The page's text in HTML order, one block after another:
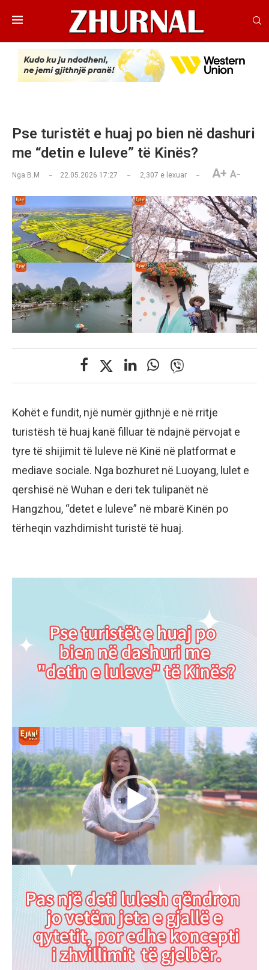
Pse turistët e huaj po bien në dashuri
me “detin e luleve” të Kinës?
Nga B.M 22.05.2026 17:27 2,307 e lexuar A+ A-
Kohët e fundit, një numër gjithnjë e në rritje
turistësh të huaj kanë filluar të ndajnë përvojat e
tyre të shijimit të luleve në Kinë në platformat e
mediave sociale. Nga bozhuret në Luoyang, lulet e
qershisë në Wuhan e deri tek tulipanët në
Hangzhou, “detet e luleve” në mbarë Kinën po
tërheqin vazhdimisht turistë të huaj.